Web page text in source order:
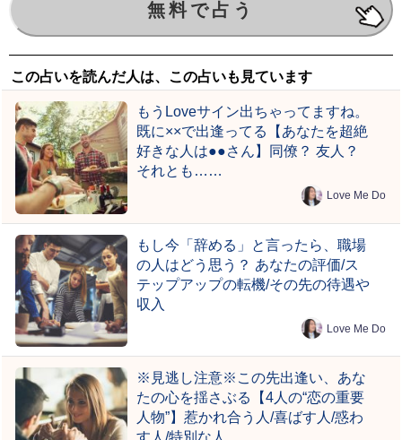
この占いを読んだ人は、この占いも見ています
もうLoveサイン出ちゃってますね。
既に××で出逢ってる【あなたを超絶
好きな人は●●さん】同僚？ 友人？
それとも……
Love Me Do
もし今「辞める」と言ったら、職場
の人はどう思う？ あなたの評価/ス
テップアップの転機/その先の待遇や
収入
Love Me Do
※見逃し注意※この先出逢い、あな
たの心を揺さぶる【4人の“恋の重要
人物”】惹かれ合う人/喜ばす人/惑わ
す人/特別な人